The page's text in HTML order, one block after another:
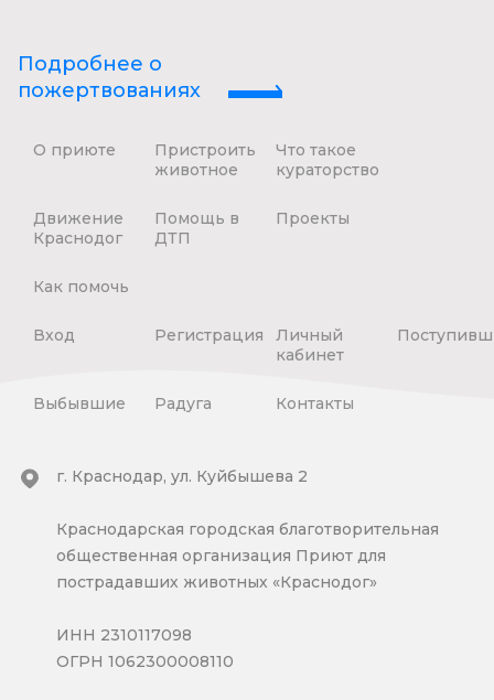
Подробнее о
пожертвованиях
О приюте
Пристроить
животное
Что такое
кураторство
Движение
Краснодог
Помощь в
ДТП
Проекты
Как помочь
Вход Регистрация
Личный
кабинет
Выбывшие Радуга Контакты
г. Краснодар, ул. Куйбышева 2
Краснодарская городская благотворительная
общественная организация Приют для
пострадавших животных «Краснодог»
ИНН 2310117098
ОГРН 1062300008110